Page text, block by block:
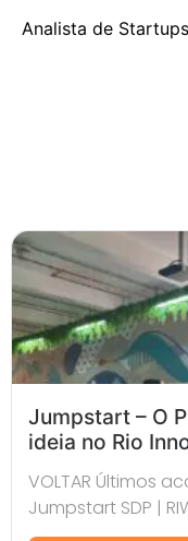
Analista de
Jumpstart – O
ideia no Rio
VOLTAR Últimos
Jumpstart SDP |